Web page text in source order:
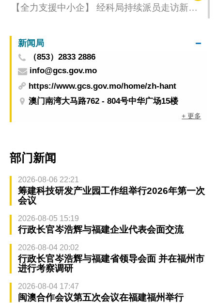
【全力支援中小企】 经科局持续派员走访新口
新闻局
（853）2833 2886
info@gcs.gov.mo
https://www.gcs.gov.mo/home/zh-hant
澳门南湾大马路762 - 804号中华广场15楼
+ 更多
部门新闻
2026-08-06 22:21
筹建科技研发产业园工作组举行2026年第一次
会议
2026-08-05 15:19
行政长官岑浩辉与福建企业代表会面交流
2026-08-04 20:02
行政长官岑浩辉与福建省领导会面 并在福州市
进行考察调研
2026-08-04 17:47
闽澳合作会议第五次会议在福建福州举行